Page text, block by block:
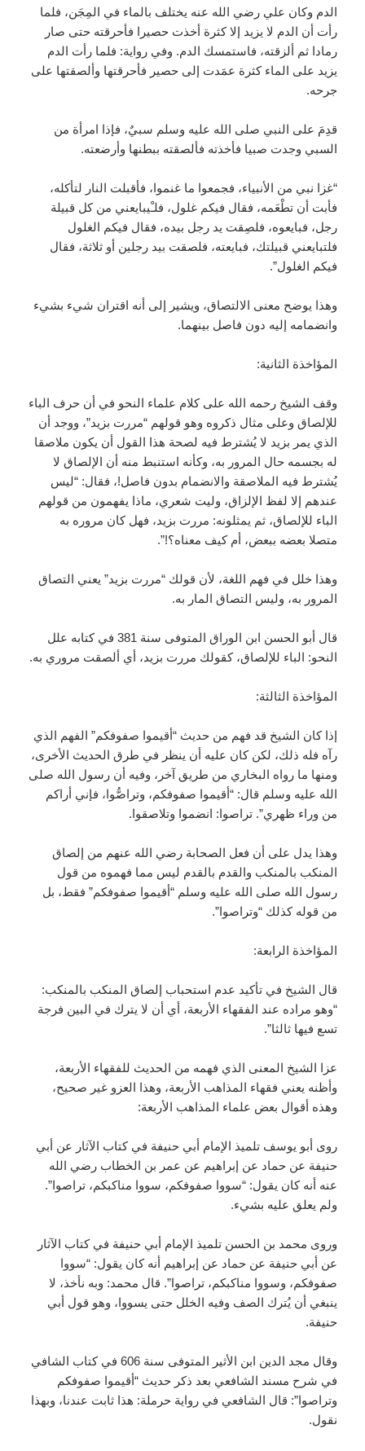
الدم وكان علي رضي الله عنه يختلف بالماء في المِجَن، فلما
رأت أن الدم لا يزيد إلا كثرة أخذت حصيرا فأحرقته حتى صار
رمادا ثم ألزقته، فاستمسك الدم. وفي رواية: فلما رأت الدم
يزيد على الماء كثرة عمَدت إلى حصير فأحرقتها وألصقتها على
جرحه.
قدِمَ على النبي صلى الله عليه وسلم سبيٌ، فإذا امرأة من
السبي وجدت صبيا فأخذته فألصقته ببطنها وأرضعته.
“غزا نبي من الأنبياء، فجمعوا ما غنموا، فأقبلت النار لتأكله،
فأبت أن تطْعَمه، فقال فيكم غلول، فلـْيبايعني من كل قبيلة
رجل، فبايعوه، فلصِقت يد رجل بيده، فقال فيكم الغلول
فلتبايعني قبيلتك، فبايعته، فلصقت بيد رجلين أو ثلاثة، فقال
فيكم الغلول”.
وهذا يوضح معنى الالتصاق، ويشير إلى أنه اقتران شيء بشيء
وانضمامه إليه دون فاصل بينهما.
المؤاخذة الثانية:
وقف الشيخ رحمه الله على كلام علماء النحو في أن حرف الباء
للإلصاق وعلى مثال ذكروه وهو قولهم “مررت بزيد”، ووجد أن
الذي يمر بزيد لا يُشترط فيه لصحة هذا القول أن يكون ملاصقا
له بجسمه حال المرور به، وكأنه استنبط منه أن الإلصاق لا
يُشترط فيه الملاصقة والانضمام بدون فاصل!، فقال: “ليس
عندهم إلا لفظ الإلزاق، وليت شعري، ماذا يفهمون من قولهم
الباء للإلصاق، ثم يمثلونه: مررت بزيد، فهل كان مروره به
متصلا بعضه ببعض، أم كيف معناه؟!”.
وهذا خلل في فهم اللغة، لأن قولك “مررت بزيد” يعني التصاق
المرور به، وليس التصاق المار به.
قال أبو الحسن ابن الوراق المتوفى سنة 381 في كتابه علل
النحو: الباء للإلصاق، كقولك مررت بزيد، أي ألصقت مروري به.
المؤاخذة الثالثة:
إذا كان الشيخ قد فهم من حديث “أقيموا صفوفكم” الفهم الذي
رآه فله ذلك، لكن كان عليه أن ينظر في طرق الحديث الأخرى،
ومنها ما رواه البخاري من طريق آخر، وفيه أن رسول الله صلى
الله عليه وسلم قال: “أقيموا صفوفكم، وتراصُّوا، فإني أراكم
من وراء ظهري”. تراصوا: انضموا وتلاصقوا.
وهذا يدل على أن فعل الصحابة رضي الله عنهم من إلصاق
المنكب بالمنكب والقدم بالقدم ليس مما فهموه من قول
رسول الله صلى الله عليه وسلم “أقيموا صفوفكم” فقط، بل
من قوله كذلك “وتراصوا”.
المؤاخذة الرابعة:
قال الشيخ في تأكيد عدم استحباب إلصاق المنكب بالمنكب:
“وهو مراده عند الفقهاء الأربعة، أي أن لا يترك في البين فرجة
تسع فيها ثالثا”.
عزا الشيخ المعنى الذي فهمه من الحديث للفقهاء الأربعة،
وأظنه يعني فقهاء المذاهب الأربعة، وهذا العزو غير صحيح،
وهذه أقوال بعض علماء المذاهب الأربعة:
روى أبو يوسف تلميذ الإمام أبي حنيفة في كتاب الآثار عن أبي
حنيفة عن حماد عن إبراهيم عن عمر بن الخطاب رضي الله
عنه أنه كان يقول: “سووا صفوفكم، سووا مناكبكم، تراصوا”.
ولم يعلق عليه بشيء.
وروى محمد بن الحسن تلميذ الإمام أبي حنيفة في كتاب الآثار
عن أبي حنيفة عن حماد عن إبراهيم أنه كان يقول: “سووا
صفوفكم، وسووا مناكبكم، تراصوا”. قال محمد: وبه نأخذ، لا
ينبغي أن يُترك الصف وفيه الخلل حتى يسووا، وهو قول أبي
حنيفة.
وقال مجد الدين ابن الأثير المتوفى سنة 606 في كتاب الشافي
في شرح مسند الشافعي بعد ذكر حديث “أقيموا صفوفكم
وتراصوا”: قال الشافعي في رواية حرملة: هذا ثابت عندنا، وبهذا
نقول.